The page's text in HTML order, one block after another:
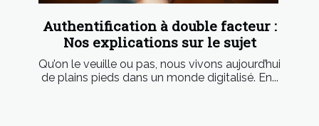
Authentification à double facteur :
Nos explications sur le sujet
Qu’on le veuille ou pas, nous vivons aujourd’hui
de plains pieds dans un monde digitalisé. En...